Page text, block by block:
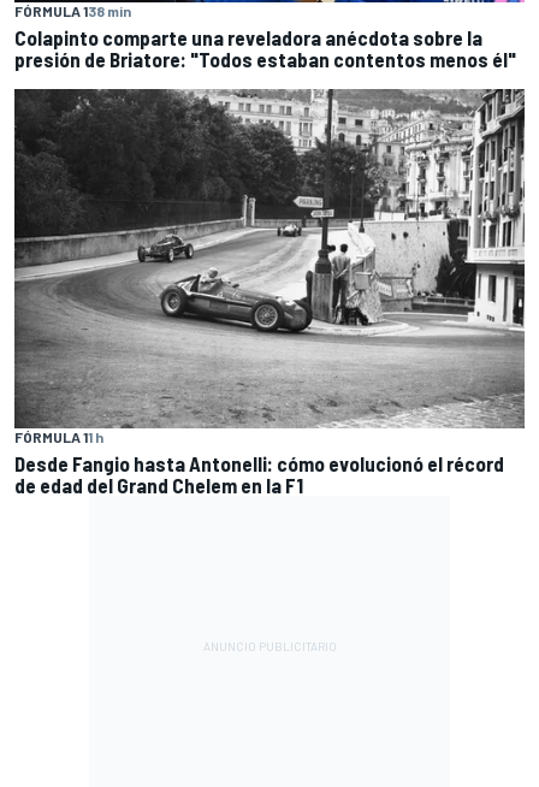
FÓRMULA 138 min
Colapinto comparte una reveladora anécdota sobre la
presión de Briatore: "Todos estaban contentos menos él"
FÓRMULA 11 h
Desde Fangio hasta Antonelli: cómo evolucionó el récord
de edad del Grand Chelem en la F1